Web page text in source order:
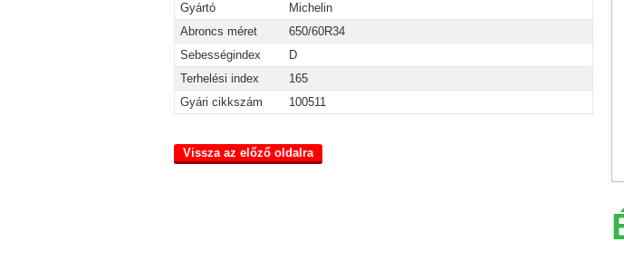
Gyártó
Michelin
Abroncs méret
650/60R34
Sebességindex
D
Terhelési index
165
Gyári cikkszám
100511
Vissza az előző oldalra